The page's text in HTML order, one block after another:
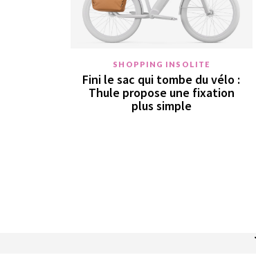
SHOPPING INSOLITE
Fini le sac qui tombe du vélo :
Thule propose une fixation
plus simple